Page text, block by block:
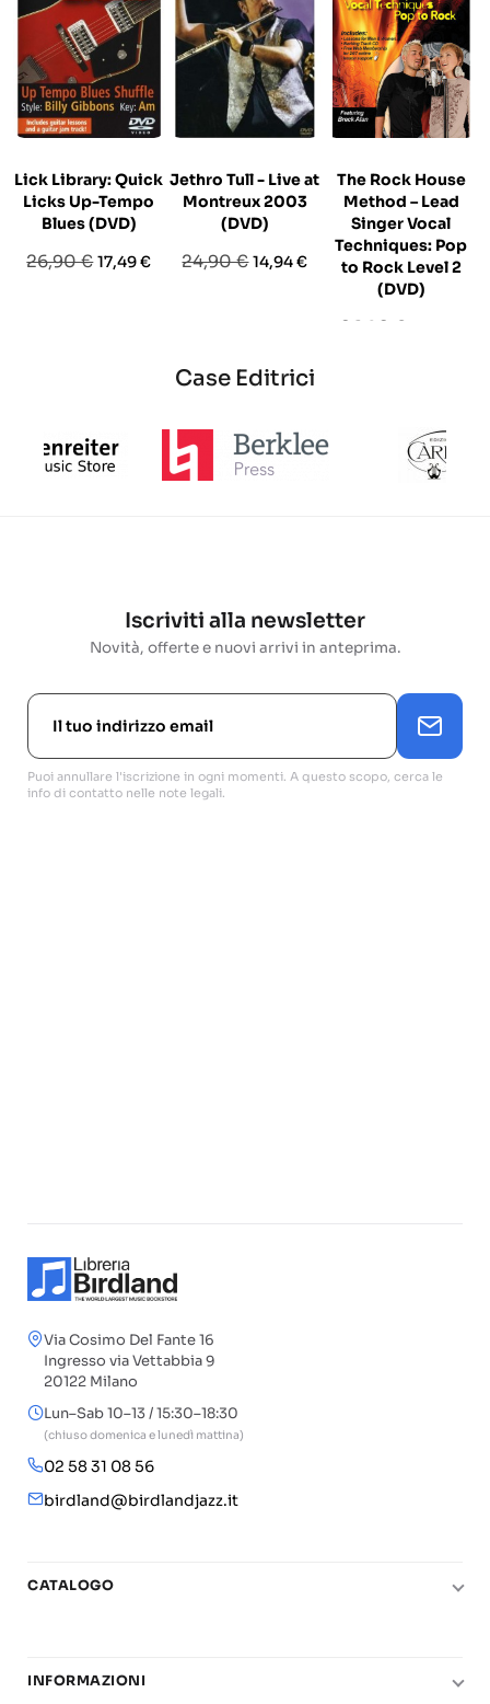
Lick Library: Quick
Licks Up-Tempo
Blues (DVD)
Prezzo
26,90 €Prezzo
17,49 €
Jethro Tull - Live at
Montreux 2003
(DVD)
Prezzo
24,90 €Prezzo
14,94 €
The Rock House
Method – Lead
Singer Vocal
Techniques: Pop
to Rock Level 2
(DVD)
Prezzo
26,90 €
Case Editrici
Iscriviti alla newsletter
Novità, offerte e nuovi arrivi in anteprima.
Puoi annullare l'iscrizione in ogni momenti. A questo scopo, cerca le
info di contatto nelle note legali.
Via Cosimo Del Fante 16
Ingresso via Vettabbia 9
20122 Milano
Lun–Sab 10–13 / 15:30–18:30
(chiuso domenica e lunedì mattina)
02 58 31 08 56
birdland@birdlandjazz.it
CATALOGO
Chitarra
INFORMAZIONI